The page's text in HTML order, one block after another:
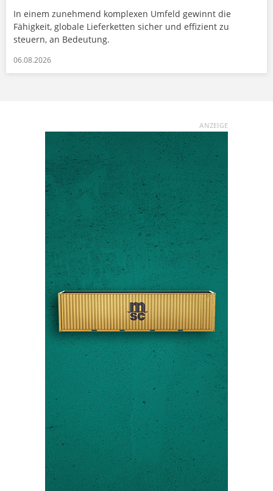
In einem zunehmend komplexen Umfeld gewinnt die
Fähigkeit, globale Lieferketten sicher und effizient zu
steuern, an Bedeutung.
06.08.2026
ANZEIGE